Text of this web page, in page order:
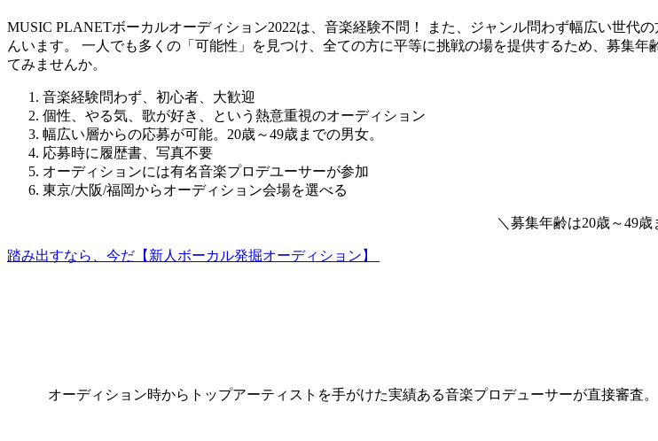
MUSIC PLANETボーカルオーディション2022は、音楽経験不問！ また、ジャンル問わず幅広い世代
んいます。 一人でも多くの「可能性」を見つけ、全ての方に平等に挑戦の場を提供するため、募集年
てみませんか。
音楽経験問わず、初心者、大歓迎
個性、やる気、歌が好き、という熱意重視のオーディション
幅広い層からの応募が可能。20歳～49歳までの男女。
応募時に履歴書、写真不要
オーディションには有名音楽プロデユーサーが参加
東京/大阪/福岡からオーディション会場を選べる
＼ 募集年齢は20歳～49歳
踏み出すなら、今だ【新人ボーカル発掘オーディション】
オーディション時からトップアーティストを手がけた実績ある音楽プロデューサーが直接審査